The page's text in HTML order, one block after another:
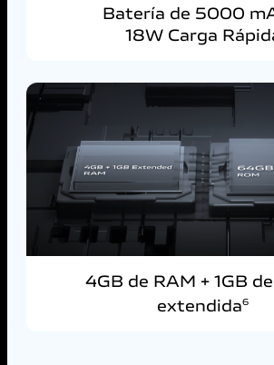
Batería de 5000
18W Carga
4GB de RAM + 1GB
extendida6